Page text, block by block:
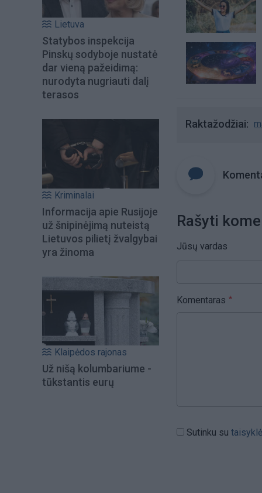
Lietuva
Statybos inspekcija
Pinskų sodyboje nustatė
dar vieną pažeidimą:
nurodyta nugriauti dalį
terasos
Kriminalai
Informacija apie Rusijoje
už šnipinėjimą nuteistą
Lietuvos pilietį žvalgybai
yra žinoma
Klaipėdos rajonas
Už nišą kolumbariume -
tūkstantis eurų
Raktažodžiai
Rašyti
Jūsų vardas
Komentaras
Sutinku su